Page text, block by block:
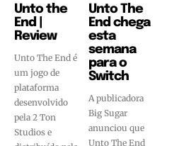
Unto the
End |
Review
Unto The End é
um jogo de
plataforma
desenvolvido
pela 2 Ton
Studios e
Unto The
End chega
esta
semana
para o
Switch
A publicadora
Big Sugar
anunciou que
Unto The End